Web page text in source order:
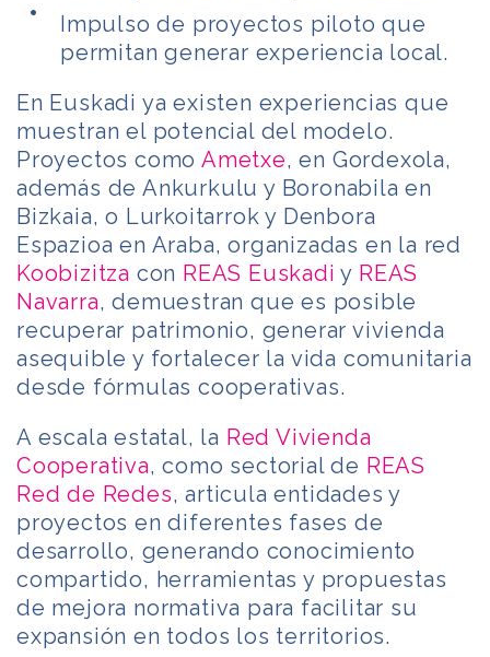
Impulso de proyectos piloto que
permitan generar experiencia local.
En Euskadi ya existen experiencias que
muestran el potencial del modelo.
Proyectos comoAmetxe, en Gordexola,
además de Ankurkulu y Boronabila en
Bizkaia, o Lurkoitarrok y Denbora
Espazioa en Araba, organizadas en la red
Koobizitza con REAS Euskadi y REAS
Navarra, demuestran que es posible
recuperar patrimonio, generar vivienda
asequible y fortalecer la vida comunitaria
desde fórmulas cooperativas.
A escala estatal, la Red Vivienda
Cooperativa, como sectorial de REAS
Red de Redes, articula entidades y
proyectos en diferentes fases de
desarrollo, generando conocimiento
compartido, herramientas y propuestas
de mejora normativa para facilitar su
expansión en todos los territorios.